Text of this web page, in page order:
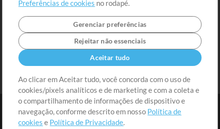
Playlist
MT Conference
Preferências de cookies no rodapé.
Gerenciar preferências
Rejeitar não essenciais
Aceitar tudo
Ao clicar em Aceitar tudo, você concorda com o uso de
cookies/pixels analíticos e de marketing e com a coleta e
o compartilhamento de informações de dispositivo e
navegação, conforme descrito em nosso Política de
cookies e Política de Privacidade.